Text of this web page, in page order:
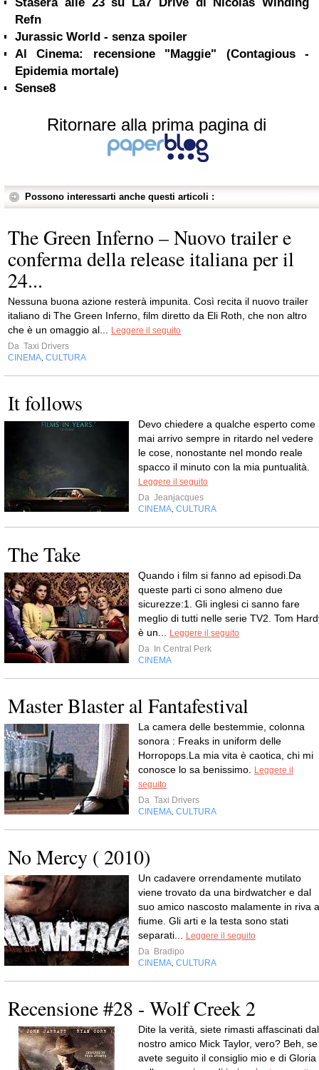
Refn
Jurassic World - senza spoiler
Al Cinema: recensione "Maggie" (Contagious -
Epidemia mortale)
Sense8
Ritornare alla prima pagina di
Possono interessarti anche questi articoli :
The Green Inferno – Nuovo trailer e
conferma della release italiana per il
24...
Nessuna buona azione resterà impunita. Così recita il nuovo trailer
italiano di The Green Inferno, film diretto da Eli Roth, che non altro
che è un omaggio al...
Leggere il seguito
Da Taxi Drivers
CINEMA CULTURA
It follows
Devo chiedere a qualche esperto come
mai arrivo sempre in ritardo nel vedere
le cose, nonostante nel mondo reale
spacco il minuto con la mia puntualità.
Leggere il seguito
Da Jeanjacques
CINEMA CULTURA
The Take
Quando i film si fanno ad episodi.Da
queste parti ci sono almeno due
sicurezze:1. Gli inglesi ci sanno fare
meglio di tutti nelle serie TV2. Tom
è un...
Leggere il seguito
Da
In Central Perk
CINEMA
Master Blaster al Fantafestival
La camera delle bestemmie, colonna
sonora : Freaks in uniform delle
Horropops.La mia vita è caotica, chi mi
conosce lo sa benissimo.
Leggere il
seguito
Da Taxi Drivers
CINEMA CULTURA
No Mercy ( 2010)
Un cadavere orrendamente mutilato
viene trovato da una birdwatcher e dal
suo amico nascosto malamente in riva
fiume. Gli arti e la testa sono stati
separati...
Leggere il seguito
Da Bradipo
CINEMA CULTURA
Recensione #28 - Wolf Creek 2
Dite la verità, siete rimasti affascinati dal
nostro amico Mick Taylor, vero? Beh, se
avete seguito il consiglio mio e di Gloria